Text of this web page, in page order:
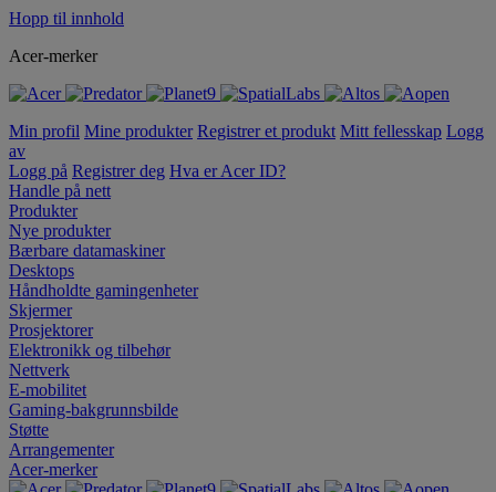
Hopp til innhold
Acer-merker
Min profil Mine produkter Registrer et produkt Mitt fellesskap Logg
av
Logg på Registrer deg Hva er Acer ID?
Handle på nett
Produkter
Nye produkter
Bærbare datamaskiner
Desktops
Håndholdte gamingenheter
Skjermer
Prosjektorer
Elektronikk og tilbehør
Nettverk
E-mobilitet
Gaming-bakgrunnsbilde
Støtte
Arrangementer
Acer-merker